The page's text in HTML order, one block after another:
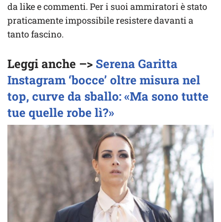
da like e commenti. Per i suoi ammiratori è stato
praticamente impossibile resistere davanti a
tanto fascino.
Leggi anche –> Serena Garitta
Instagram ‘bocce’ oltre misura nel
top, curve da sballo: «Ma sono tutte
tue quelle robe lì?»